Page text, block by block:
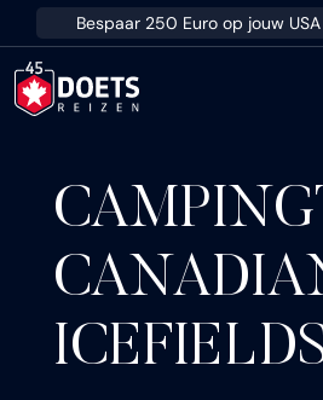
Ga direct naar inhoud
Bespaar 250 Euro op jouw